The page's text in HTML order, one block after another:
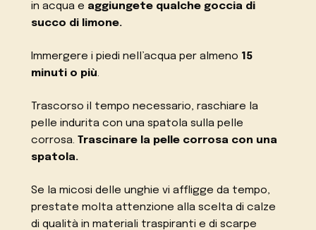
in acqua e aggiungete qualche goccia di
succo di limone.
Immergere i piedi nell’acqua per almeno 15
minuti o più.
Trascorso il tempo necessario, raschiare la
pelle indurita con una spatola sulla pelle
corrosa.Trascinare la pelle corrosa con una
spatola.
Se la micosi delle unghie vi affligge da tempo,
prestate molta attenzione alla scelta di calze
di qualità in materiali traspiranti e di scarpe